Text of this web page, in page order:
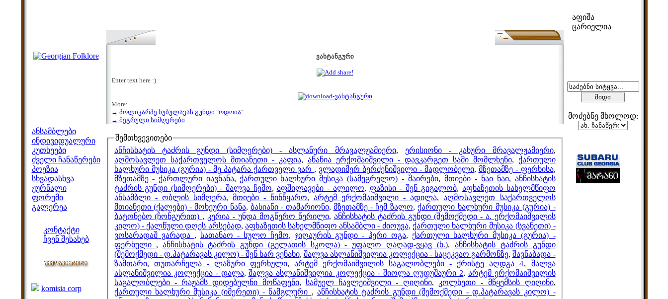
ანსამბლები
ინდივიდუალური
კუთხეები
ძველი ჩანაწერები
პოეზია
სხვადასხვა
ჟურნალი
ფორუმი
გალერეა
კონტაქტი
ჩვენ შესახებ
komisia corp
ვახტანგური
Enter text here :)
More:
→ პოლიკარპე ხუბულავას გუნდი "ოდოია"
→ მეგრული სიმღერები
შემთხვევითები
ანჩისხატის ტაძრის გუნდი (სიმღერები) - ასლანური მრავალჟამიერი, ერისიონი - კახური მრავალჟამიერი,
აღმოსავლეთ საქართველოს მთიანეთი - კაფია, ანანია ერქომაიშვილი - დავკარგეთ სამი მომლხენი, ქართული
ხალხური მუსიკა (გურია) - მე პატარა ქართველი ვარ , ვლადიმერ ბერძენიშვილი - მადლობელი, მზეთამზე - ფერხისა,
მზეთამზე - ქართლური იავნანა, ქართული ხალხური მუსიკა (სამეგრელო) - შაირები, მთიები - ნაი ნაი, ანჩისხატის
ტაძრის გუნდი (სიმღერები) - შალვა ჩემო, აფშილავები - ალილო, ფაზისი - შენ გიგალობ, აფხაზეთის სახელმწიფო
ანსამბლი - ობლის სიმღერა, მთიები - წინწყარო, არტემ ერქომაიშვილი - ადილა, აღმოსავლეთ საქართველოს
მთიანეთი (ქალები) - მოხეური ნანა, ბასიანი - თამარიონი, მზეთამზე - ჩემ ზალო, ქართული ხალხური მუსიკა (გურია) -
ბატონებო (ჩონგურით) , კერია - უნდა მოგწერო წერილი, ანჩისხატის ტაძრის გუნდი (შემოქმედი - ა. ერქომაიშვილის
კილო) - ქალწული დღეს არსებად, აფხაზეთის სახელმწიფო ანსამბლი - ძიოუვა, ქართული ხალხური მუსიკა (სვანეთი) -
ვოსარადაშ ვარადა , სათანაო - სულო ჩემო, ჯიღაურის გუნდი - ჰერი ოგა, ქართული ხალხური მუსიკა (გურია) -
ფერხული , ანჩისხატის ტაძრის გუნდი (გელათის სკოლა) - უფალო ღაღად-ვყავ (ხ.), ანჩისხატის ტაძრის გუნდი
(შემოქმედი - დ.პატარავას კილო) - შენ ხარ ვენახი, შალვა ასლანიშვილია კოლექცია - საცეკვაო გარმონზე, შავნაბადა -
ზამთარი, თუთარჩელა - ლაზური ფერხული, არტემ ერქომაიშვილის საგალობლები - ქრისტე აღდგა 4, შალვა
ასლანიშვილია კოლექცია - დალა, შალვა ასლანიშვილია კოლექცია - შიოლა ღუდუშაური 2, არტემ ერქომაიშვილის
საგალობლები - რაჟამს დიდებულნი მოწაფენი, სამუელ ჩავლეიშვილი - ღიღინი, კოლხეთი - მწყემსის ღიღინი,
ქართული ხალხური მუსიკა (იმერეთი) - ნამგლური , ანჩისხატის ტაძრის გუნდი (შემოქმედი - დ.პატარავას კილო) -
აფიშა
ცარიელია
მოძებნე მხოლოდ: